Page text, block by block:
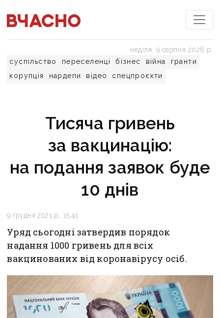
суспільство переселенці бізнес війна
гранти
корупція
нардепи відео спецпроєкти
неділя, 9 серпня 2026 р.
Тисяча гривень
за вакцинацію:
на подання заявок буде
10 днів
9 грудня 2021 р., 15:41
Уряд сьогодні затвердив порядок
надання 1000 гривень для всіх
вакцинованих від коронавірусу осіб.